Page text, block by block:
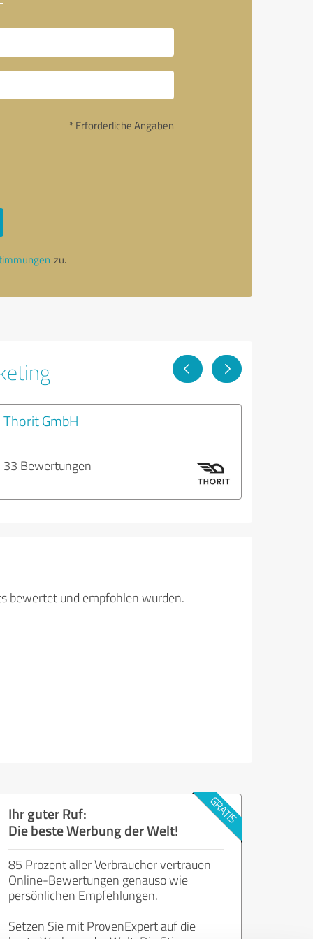
* Erforderliche Angaben
zu.
Thorit GmbH
33 Bewertungen
bewertet und empfohlen wurden.
Ihr guter Ruf:
Die beste Werbung der Welt!
85 Prozent aller Verbraucher vertrauen
Online-Bewertungen genauso wie
persönlichen Empfehlungen.
Setzen Sie mit ProvenExpert auf die